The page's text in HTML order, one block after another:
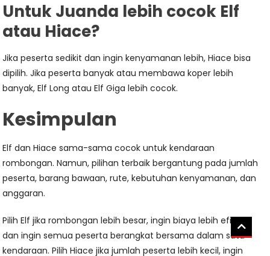
Untuk Juanda lebih cocok Elf
atau Hiace?
Jika peserta sedikit dan ingin kenyamanan lebih, Hiace bisa
dipilih. Jika peserta banyak atau membawa koper lebih
banyak, Elf Long atau Elf Giga lebih cocok.
Kesimpulan
Elf dan Hiace sama-sama cocok untuk kendaraan
rombongan. Namun, pilihan terbaik bergantung pada jumlah
peserta, barang bawaan, rute, kebutuhan kenyamanan, dan
anggaran.
Pilih Elf jika rombongan lebih besar, ingin biaya lebih efisien,
dan ingin semua peserta berangkat bersama dalam satu
kendaraan. Pilih Hiace jika jumlah peserta lebih kecil, ingin